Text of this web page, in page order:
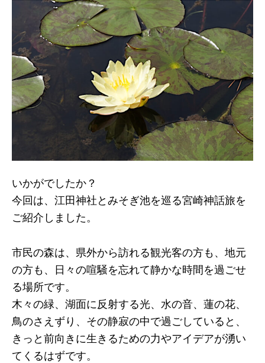
いかがでしたか？
今回は、江田神社とみそぎ池を巡る宮崎神話旅を
ご紹介しました。
市民の森は、県外から訪れる観光客の方も、地元
の方も、日々の喧騒を忘れて静かな時間を過ごせ
る場所です。
木々の緑、湖面に反射する光、水の音、蓮の花、
鳥のさえずり、その静寂の中で過ごしていると、
きっと前向きに生きるための力やアイデアが湧い
てくるはずです。